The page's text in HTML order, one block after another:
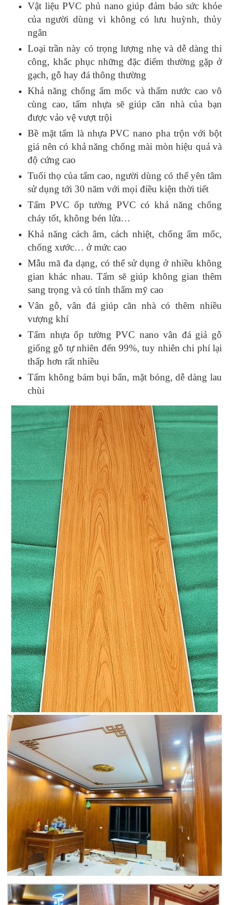
Vật liệu PVC phủ nano giúp đảm bảo sức khỏe
của người dùng vì không có lưu huỳnh, thủy
ngân
Loại trần này có trọng lượng nhẹ và dễ dàng thi
công, khắc phục những đặc điểm thường gặp ở
gạch, gỗ hay đá thông thường
Khả năng chống ẩm mốc và thấm nước cao vô
cùng cao, tấm nhựa sẽ giúp căn nhà của bạn
được vảo vệ vượt trội
Bề mặt tấm là nhựa PVC nano pha trộn với bột
giá nên có khả năng chống mài mòn hiệu quả và
độ cứng cao
Tuổi thọ của tấm cao, người dùng có thể yên tâm
sử dụng tới 30 năm với mọi điều kiện thời tiết
Tấm PVC ốp tường PVC có khả năng chống
cháy tốt, không bén lửa…
Khả năng cách âm, cách nhiệt, chống ẩm mốc,
chống xước… ở mức cao
Mẫu mã đa dạng, có thể sử dụng ở nhiều không
gian khác nhau. Tấm sẽ giúp không gian thêm
sang trọng và có tính thẩm mỹ cao
Vân gỗ, vân đá giúp căn nhà có thêm nhiều
vượng khí
Tấm nhựa ốp tường PVC nano vân đá giả gỗ
giống gỗ tự nhiên đến 99%, tuy nhiên chi phí lại
thấp hơn rất nhiều
Tấm không bám bụi bẩn, mặt bóng, dễ dàng lau
chùi